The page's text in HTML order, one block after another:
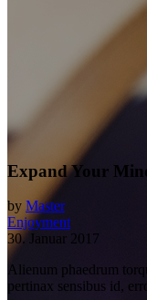
Expand Your
by Master
Enjoyment
30. Januar 2017
Alienum phaedrum
pertinax sensibus id,